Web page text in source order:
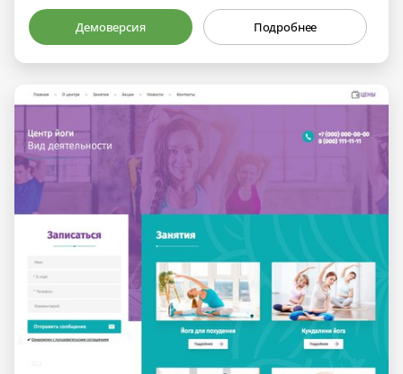
Демоверсия Подробнее